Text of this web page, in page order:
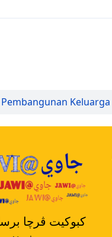
Keluarga
،کبوکيت ڤرچا